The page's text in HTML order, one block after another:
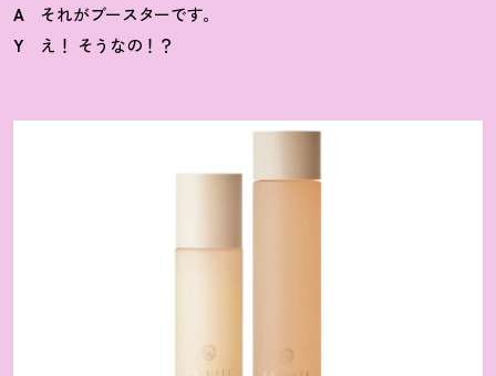
Aそれがブースターです。
Y え ！ そうなの ！ ？